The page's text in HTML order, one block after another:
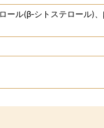
ル(β‐シトステロール)